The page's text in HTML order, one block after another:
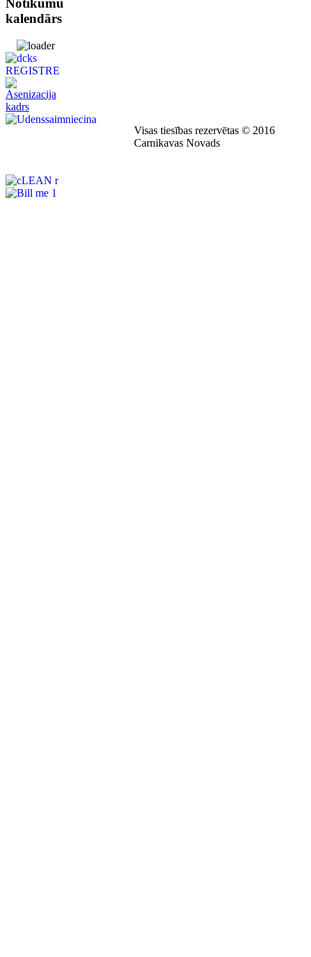
Notikumu
kalendārs
Visas tiesības rezervētas © 2016
Carnikavas Novads